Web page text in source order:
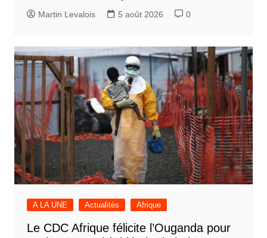
Martin Levalois 5 août 2026 0
A LA UNE Actualités Afrique
Le CDC Afrique félicite l’Ouganda pour